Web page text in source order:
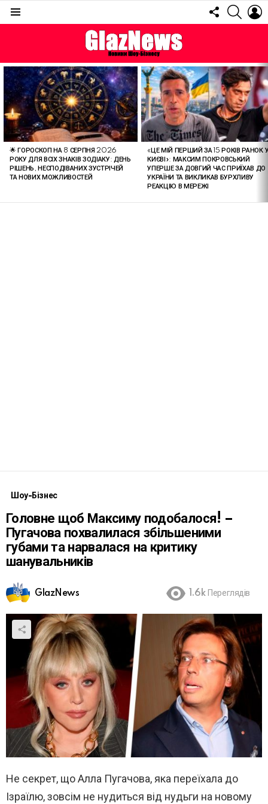
FOLLOW
US
ОСТАННІ
СТАТТІ
🌟 ГОРОСКОП НА 8 СЕРПНЯ 2026
РОКУ ДЛЯ ВСІХ ЗНАКІВ ЗОДІАКУ: ДЕНЬ
РІШЕНЬ, НЕСПОДІВАНИХ ЗУСТРІЧЕЙ
ТА НОВИХ МОЖЛИВОСТЕЙ
«ЦЕ МІЙ ПЕРШИЙ ЗА 15 РОКІВ РАНОК
КИЄВІ»: МАКСИМ ПОКРОВСЬКИЙ
УПЕРШЕ ЗА ДОВГИЙ ЧАС ПРИЇХАВ ДО
УКРАЇНИ ТА ВИКЛИКАВ БУРХЛИВУ
РЕАКЦІЮ В МЕРЕЖІ
Шоу-Бізнес
Головне щоб Максиму подобалося! –
Пугачова похвалилася збільшеними
губами та нарвалася на критику
шанувальників
GlazNews 1.6k Переглядів
Не секрет, що Алла Пугачова, яка переїхала до
Ізраїлю, зовсім не нудиться від нудьги на новому